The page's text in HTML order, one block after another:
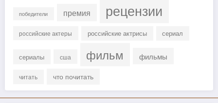
победители премия рецензии
российские актеры российские актрисы сериал
сериалы сша фильм фильмы
читать что почитать